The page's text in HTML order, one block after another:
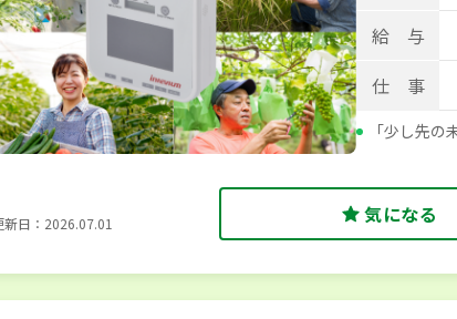
給 与
仕 事
「少し先
新日：2026.07.01 気になる